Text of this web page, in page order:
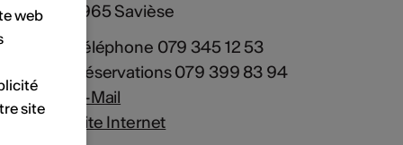
1965 Savièse
Téléphone 079 345 12 53
Réservations 079 399 83 94
E-Mail
Site Internet
web
site